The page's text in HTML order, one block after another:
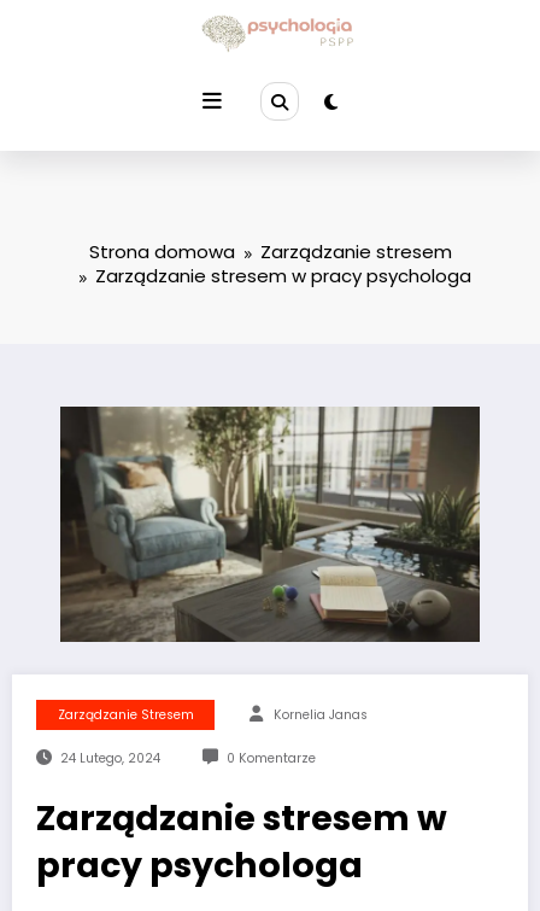
Strona domowa
Zarządzanie stresem
Zarządzanie stresem w pracy psychologa
Zarządzanie Stresem Kornelia Janas
24 Lutego, 2024 0 Komentarze
Zarządzanie stresem w
pracy psychologa